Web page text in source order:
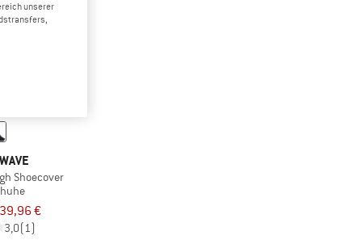
Shoecover
€
3,0(1)
unserer